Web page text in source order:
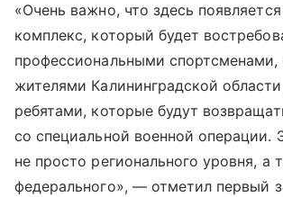
«Очень важно, что здесь
комплекс, который будет
профессиональными спортсменами,
жителями Калининградской
ребятами, которые будут
со специальной военной операции.
не просто регионального уровня, а
федерального», — отметил первый